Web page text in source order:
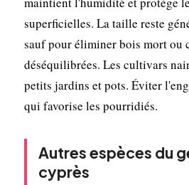
superficielles. La taille reste
sauf pour éliminer bois mort ou
déséquilibrées. Les cultivars
petits jardins et pots. Éviter
qui favorise les pourridiés.
Autres espèces du
cyprès